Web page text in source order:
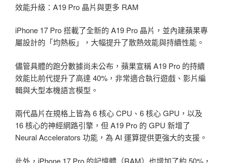
效能升級：A19 Pro 晶片與更多 RAM
iPhone 17 Pro 搭載了全新的 A19 Pro 晶片，並內建蘋果專
屬設計的「均熱板」，大幅提升了散熱效能與持續性能。
儘管具體的跑分數據尚未公布，蘋果宣稱 A19 Pro 的持續
效能比前代提升了高達 40%，非常適合執行遊戲、影片編
輯與大型本機語言模型。
兩代晶片在規格上皆為 6 核心 CPU、6 核心 GPU，以及
16 核心的神經網路引擎，但 A19 Pro 的 GPU 新增了
Neural Accelerators 功能，為 AI 運算提供更強大的支援。
此外，iPhone 17 Pro 的記憶體（RAM）也增加了約 50%，